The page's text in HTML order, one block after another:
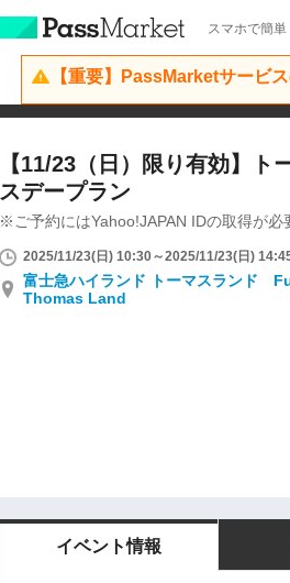
スマホで簡
【重要】PassMarketサービ
【11/23（日）限り有効】ト
スデープラン
※ご予約にはYahoo!JAPAN IDの取得が必
2025/11/23(日) 10:30～2025/11/23(日)
富士急ハイランド トーマスランド
Thomas Land
イベント情報